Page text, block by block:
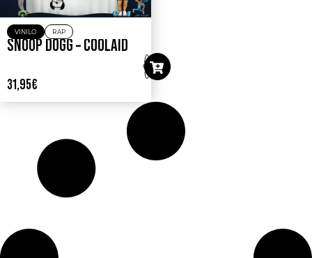
VINILO RAP
SNOOP DOGG – COOLAID
31,95€